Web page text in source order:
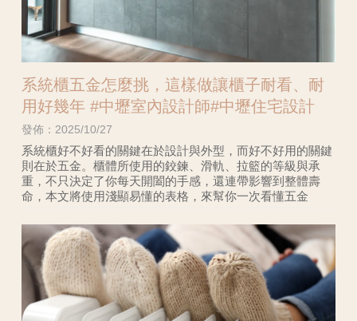
系統櫃五金怎麼挑，這樣做讓櫃子耐看、耐
用好幾年 #中壢室內設計師#中壢住宅設計
發佈：2025/10/27
系統櫃好不好看的關鍵在於設計與外型，而好不好用的關鍵
則在於五金。櫃體所使用的鉸鍊、滑軌、拉籃的等級與承
重，不只決定了你每天開闔的手感，還連帶影響到整體壽
命，本文將使用淺顯易懂的表格，來幫你一次看懂五金